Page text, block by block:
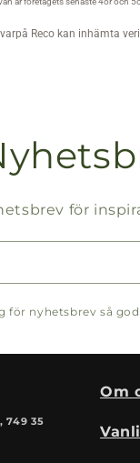
för
nyhetsbrev så
749 35
Om